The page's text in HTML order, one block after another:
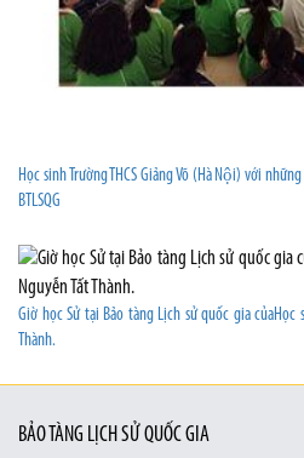
Học sinh Trường THCS Giảng Võ (Hà Nội) với
BTLSQG
Giờ học Sử tại Bảo tàng Lịch sử quốc gia củaHọc
Thành.
BẢO TÀNG LỊCH SỬ QUỐC GIA